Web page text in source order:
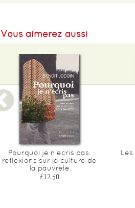
Format L :109
Poids :68 g
Epaisseur :6
Vous aimerez aussi
Pourquoi je n'ecris pas.
reflexions sur la culture de
la pauvrete
£12.50